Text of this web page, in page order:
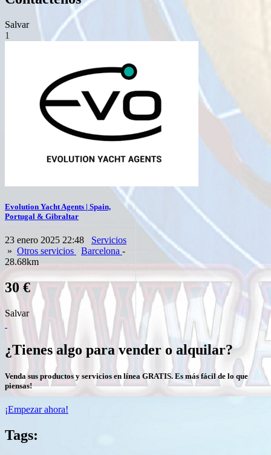
Salvar
1
Evolution Yacht Agents | Spain,
Portugal & Gibraltar
23 enero 2025 22:48
Servicios
» Otros servicios Barcelona -
28.68km
30 €
Salvar
¿Tienes algo para vender o alquilar?
Venda sus productos y servicios en línea GRATIS. Es más fácil de lo que
piensas!
¡Empezar ahora!
Tags: